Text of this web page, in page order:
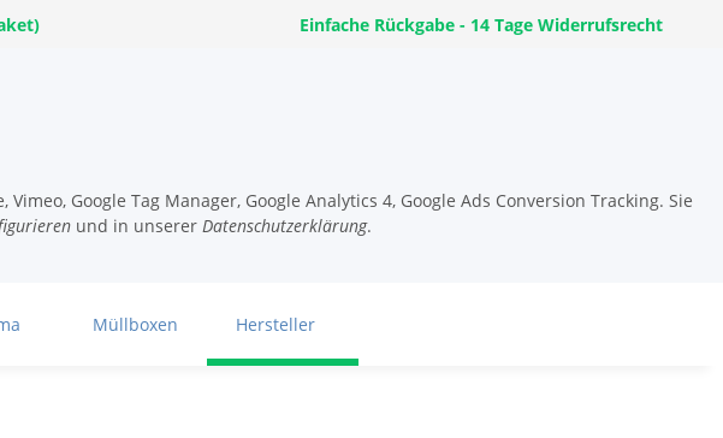
Einfache Rückgabe - 14 Tage Widerrufsrecht
Google Tag Manager, Google Analytics 4, Google Ads Conversion Tracking. Sie
und in unserer Datenschutzerklärung.
Müllboxen Hersteller